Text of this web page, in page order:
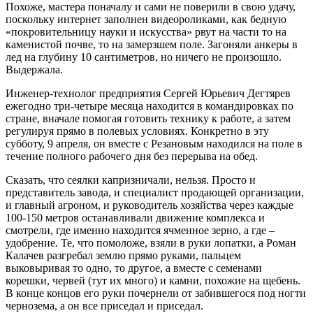
Похоже, мастера поначалу и сами не поверили в свою удачу,
поскольку интернет заполнен видеороликами, как бедную
«покровительницу науки и искусства» рвут на части то на
каменистой почве, то на замерзшем поле. Загоняли анкеры в
лед на глубину 10 сантиметров, но ничего не произошло.
Выдержала.
Инженер-технолог предприятия Сергей Юрьевич Дегтярев
ежегодно три-четыре месяца находится в командировках по
стране, вначале помогая готовить технику к работе, а затем
регулируя прямо в полевых условиях. Конкретно в эту
субботу, 9 апреля, он вместе с Резановым находился на поле в
течение полного рабочего дня без перерыва на обед.
Сказать, что сеялки капризничали, нельзя. Просто и
представитель завода, и специалист продающей организации,
и главный агроном, и руководитель хозяйства через каждые
100-150 метров останавливали движение комплекса и
смотрели, где именно находится ячменное зерно, а где –
удобрение. Те, что помоложе, взяли в руки лопатки, а Роман
Калачев разгребал землю прямо руками, пальцем
выковыривая то одно, то другое, а вместе с семенами
корешки, червей (тут их много) и камни, похожие на щебень.
В конце концов его руки почернели от забившегося под ногти
чернозема, а он все приседал и приседал.